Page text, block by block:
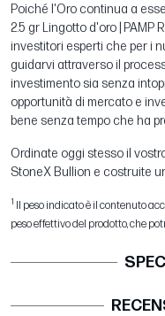
Poiché l'Oro continua a
2.5 gr Lingotto d'oro | PAMP
investitori esperti che per i
guidarvi attraverso il
investimento sia senza
opportunità di mercato e
bene senza tempo che ha
Ordinate oggi stesso il
StoneX Bullion e costruite
1
Il peso indicato è il contenuto
peso effettivo del prodotto, che